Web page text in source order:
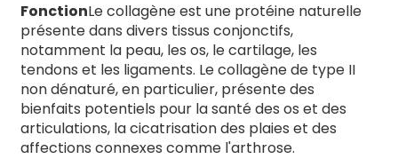
FonctionLe collagène est une protéine naturelle
présente dans divers tissus conjonctifs,
notamment la peau, les os, le cartilage, les
tendons et les ligaments. Le collagène de type II
non dénaturé, en particulier, présente des
bienfaits potentiels pour la santé des os et des
articulations, la cicatrisation des plaies et des
affections connexes comme l'arthrose.